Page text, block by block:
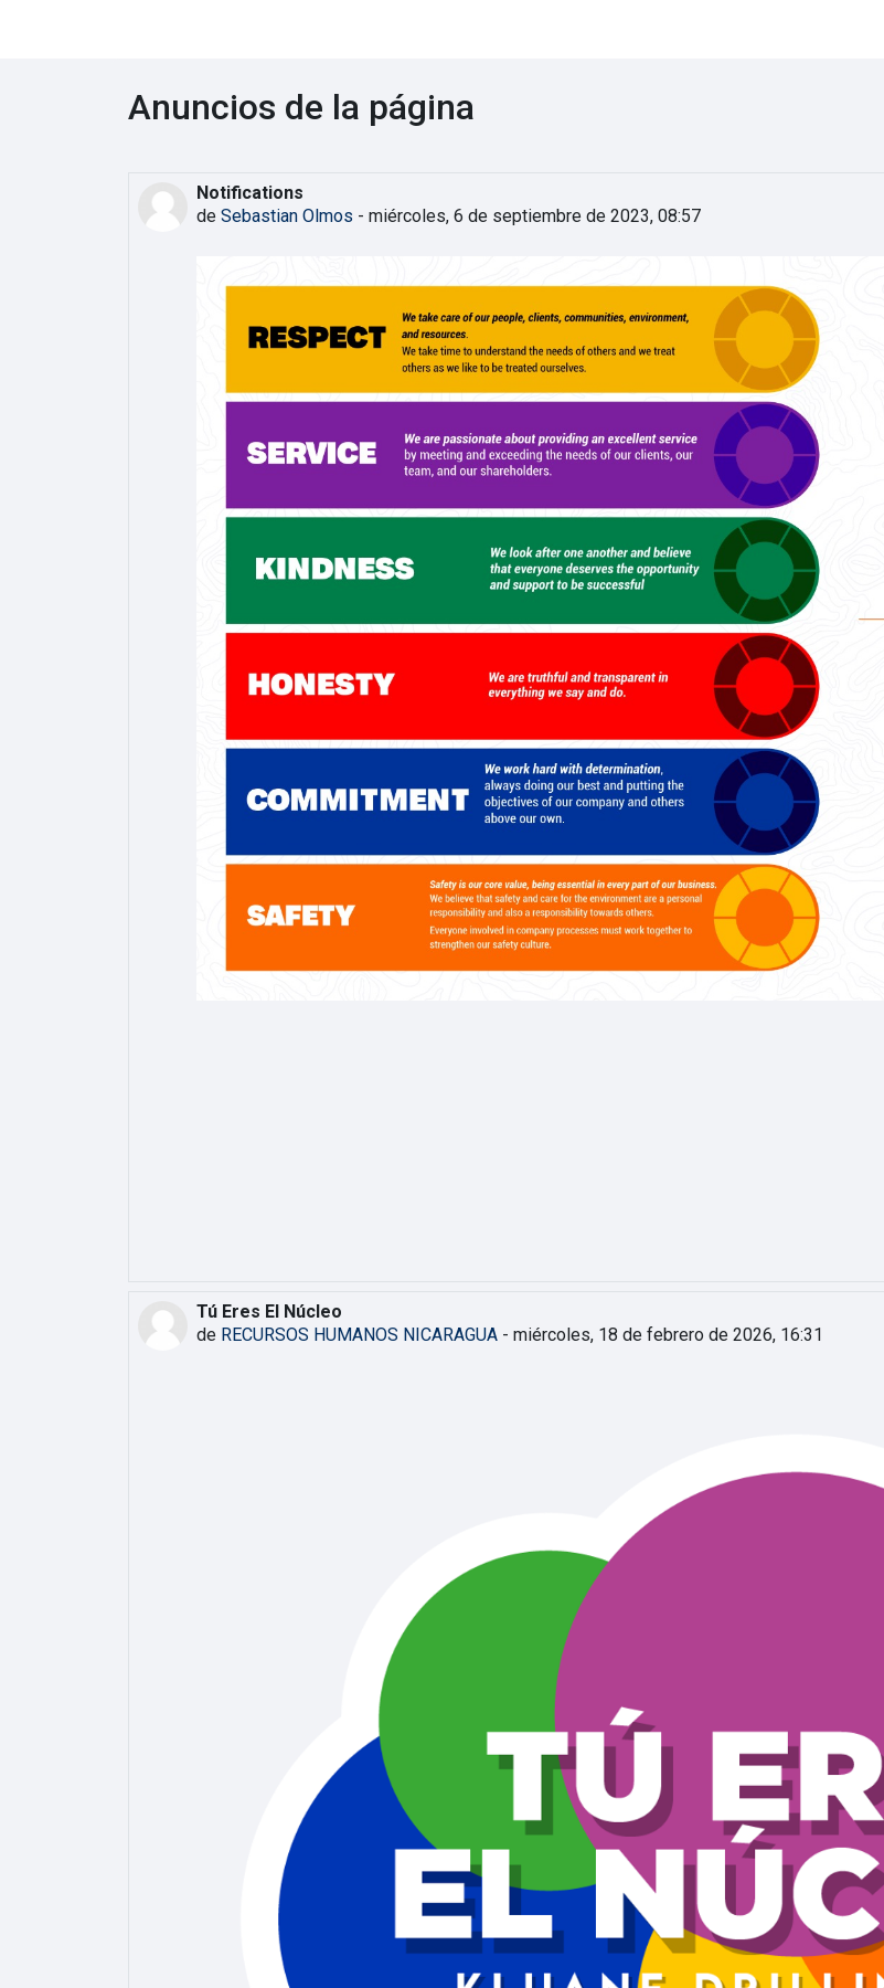
Anuncios de la página
Notifications
de Sebastian Olmos - miércoles, 6 de septiembre de 2023, 08:57
Tú Eres El Núcleo
de RECURSOS HUMANOS NICARAGUA- miércoles, 18 de febrero de 2026, 16:31